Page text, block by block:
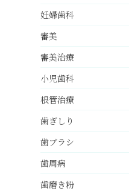
妊婦歯科
審美
審美治療
小児歯科
根管治療
歯ぎしり
歯ブラシ
歯周病
歯磨き粉